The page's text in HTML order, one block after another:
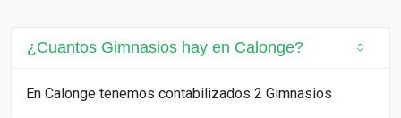
¿Cuantos Gimnasios hay en Calonge?
En Calonge tenemos contabilizados 2 Gimnasios